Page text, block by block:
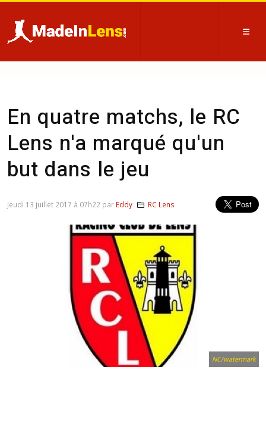
En quatre matchs, le RC
Lens n'a marqué qu'un
but dans le jeu
NC/watermark
Jeudi 13 juillet 2017 à 07h22 par Eddy RC Lens